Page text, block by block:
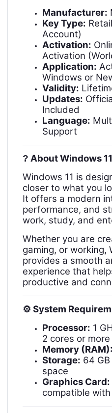
Manufacturer:
Key Type:
Account)
Activation:
Activation
Application:
Windows or
Validity:
Updates:
Included
Language:
Support
?️ About Windows 11
Windows 11 is
closer to what you
It offers a modern
performance, and
work, study, and
Whether you are
gaming, or working,
provides a smooth
experience that
productive and
⚙️ System
Processor: 1
2 cores or more
Memory (RAM):
Storage: 64
space
Graphics Card:
compatible